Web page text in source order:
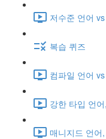
저수준 언어
복습 퀴즈
컴파일 언어
강한 타입 언
매니지드 언어